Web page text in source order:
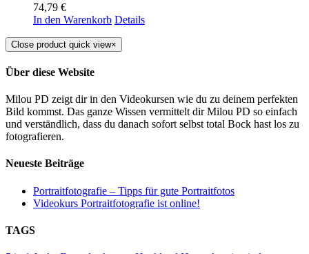
74,79 €
In den Warenkorb Details
Close product quick view×
Über diese Website
Milou PD zeigt dir in den Videokursen wie du zu deinem perfekten
Bild kommst. Das ganze Wissen vermittelt dir Milou PD so einfach
und verständlich, dass du danach sofort selbst total Bock hast los zu
fotografieren.
Neueste Beiträge
Portraitfotografie – Tipps für gute Portraitfotos​
Videokurs Portraitfotografie ist online!
TAGS